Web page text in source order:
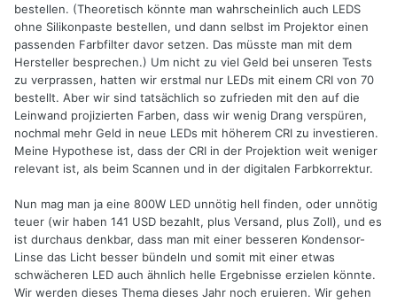
bestellen. (Theoretisch könnte man wahrscheinlich auch LEDS
ohne Silikonpaste bestellen, und dann selbst im Projektor einen
passenden Farbfilter davor setzen. Das müsste man mit dem
Hersteller besprechen.) Um nicht zu viel Geld bei unseren Tests
zu verprassen, hatten wir erstmal nur LEDs mit einem CRI von 70
bestellt. Aber wir sind tatsächlich so zufrieden mit den auf die
Leinwand projizierten Farben, dass wir wenig Drang verspüren,
nochmal mehr Geld in neue LEDs mit höherem CRI zu investieren.
Meine Hypothese ist, dass der CRI in der Projektion weit weniger
relevant ist, als beim Scannen und in der digitalen Farbkorrektur.
Nun mag man ja eine 800W LED unnötig hell finden, oder unnötig
teuer (wir haben 141 USD bezahlt, plus Versand, plus Zoll), und es
ist durchaus denkbar, dass man mit einer besseren Kondensor-
Linse das Licht besser bündeln und somit mit einer etwas
schwächeren LED auch ähnlich helle Ergebnisse erzielen könnte.
Wir werden dieses Thema dieses Jahr noch eruieren. Wir gehen